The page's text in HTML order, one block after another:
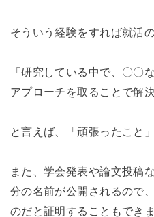
そういう経験をすれば就活の
「研究している中で、〇
アプローチを取ることで解
と言えば、「頑張ったこと
また、学会発表や論文投稿
分の名前が公開されるので
のだと証明することもできま